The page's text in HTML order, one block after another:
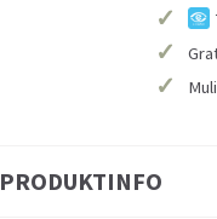
✓
✓
✓
PRODUKTINFO